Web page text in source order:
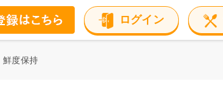
ログイン
鮮度保持